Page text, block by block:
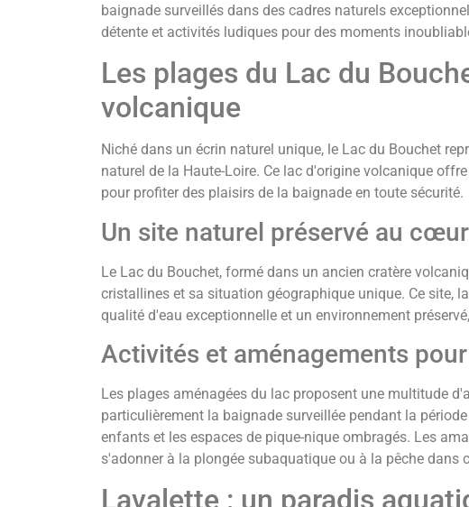
baignade surveillés dans des cadres naturels
détente et activités ludiques pour des moments
Les plages du Lac du
volcanique
Niché dans un écrin naturel unique, le Lac du Bouchet
naturel de la Haute-Loire. Ce lac d'origine volcanique
pour profiter des plaisirs de la baignade en toute sécurité.
Un site naturel préservé au
Le Lac du Bouchet, formé dans un ancien cratère
cristallines et sa situation géographique unique. Ce site,
qualité d'eau exceptionnelle et un environnement
Activités et aménagements
Les plages aménagées du lac proposent une multitude
particulièrement la baignade surveillée pendant la
enfants et les espaces de pique-nique ombragés. Les
s'adonner à la plongée subaquatique ou à la pêche dans